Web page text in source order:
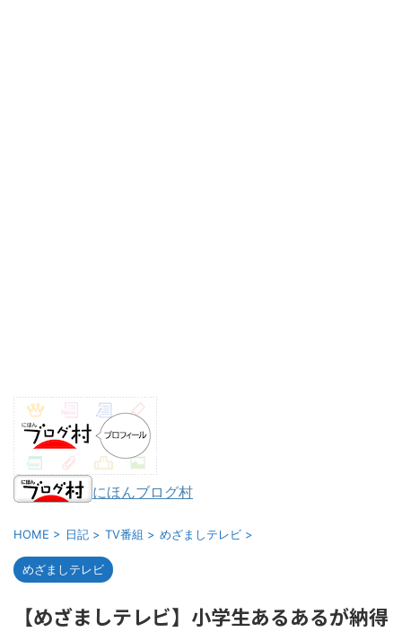
にほんブログ村
HOME > 日記 > TV番組 > めざましテレビ >
めざましテレビ
【めざましテレビ】小学生あるあるが納得